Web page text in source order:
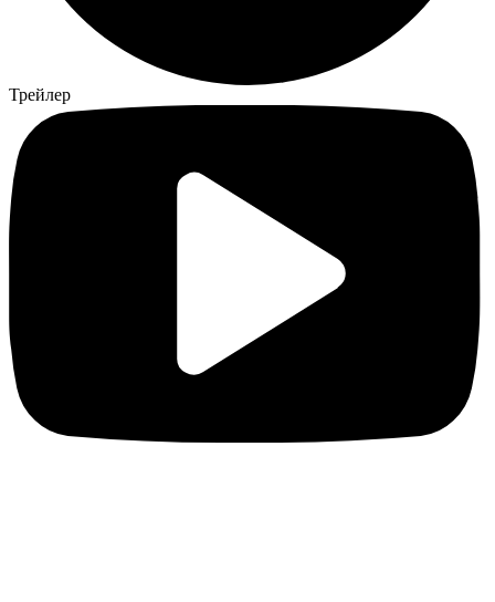
Трейлер